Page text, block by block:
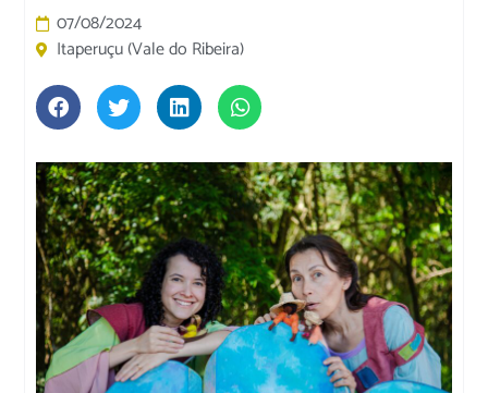
07/08/2024
Itaperuçu (Vale do Ribeira)